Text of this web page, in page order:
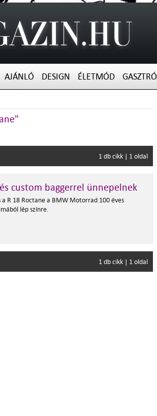
AJÁNLÓ DESIGN ÉLETMÓD GASZTRÓ
1 db cikk | 1 oldal
custom baggerrel ünnepelnek
a R 18 Roctane a BMW Motorrad 100 éves
lép színre.
1 db cikk | 1 oldal